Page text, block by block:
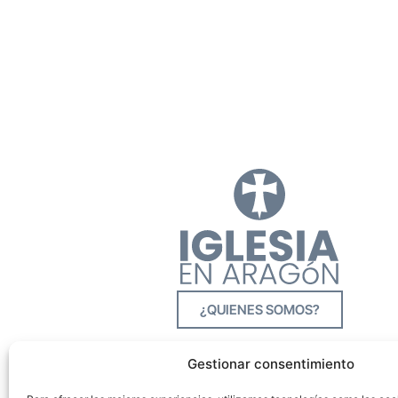
Gestionar consentimiento
¿QUIENES SOMOS?